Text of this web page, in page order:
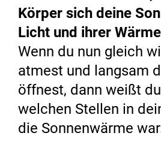
Körper sich deine
Licht und ihrer
Wenn du nun gleich
atmest und langsam
öffnest, dann weißt
welchen Stellen in
die Sonnenwärme